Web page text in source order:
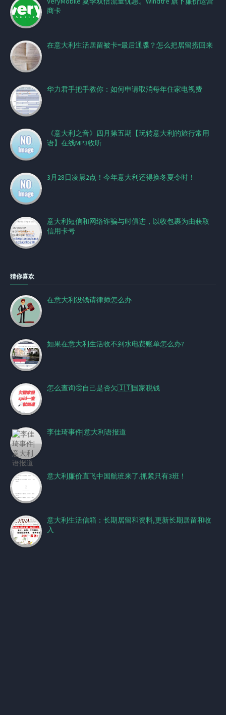
商卡
在意大利生活居留被卡=最后通牒？怎么把居留捞回来
华力君手把手教你：如何申请取消每年住家电视费
《意大利之音》四月第五期【玩转意大利的旅行常用
语】在线MP3收听
3月28日凌晨2点！今年意大利还得换冬夏令时！
意大利短信和网络诈骗与时俱进，以收包裹为由获取
信用卡号
猜你喜欢
在意大利没钱请律师怎么办
如果在意大利生活收不到水电费账单怎么办?
怎么查询🤔自己是否欠🇮🇹国家税钱
李佳琦事件|意大利语报道
意大利廉价直飞中国航班来了.抓紧只有3班！
意大利生活信箱：长期居留和资料,更新长期居留和收
入